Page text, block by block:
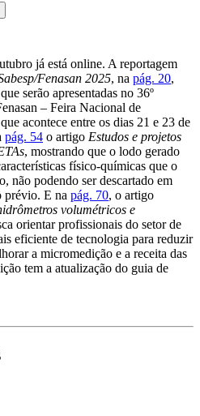
já está online. A reportagem
Fenasan 2025, na pág. 20,
serão apresentadas no 36º
– Feira Nacional de
acontece entre os dias 21 e 23 de
pág. 54 o artigo Estudos e projetos
, mostrando que o lodo gerado
físico-químicas que o
não podendo ser descartado em
prévio. E na pág. 70, o artigo
volumétricos e
orientar profissionais do setor de
eficiente de tecnologia para reduzir
a micromedição e a receita das
tem a atualização do guia de